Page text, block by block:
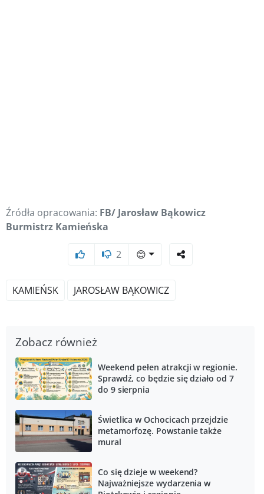
Źródła opracowania: FB/ Jarosław Bąkowicz
Burmistrz Kamieńska
2 😊
KAMIEŃSK JAROSŁAW BĄKOWICZ
Zobacz również
Weekend pełen atrakcji w regionie.
Sprawdź, co będzie się działo od 7
do 9 sierpnia
Świetlica w Ochocicach przejdzie
metamorfozę. Powstanie także
mural
Co się dzieje w weekend?
Najważniejsze wydarzenia w